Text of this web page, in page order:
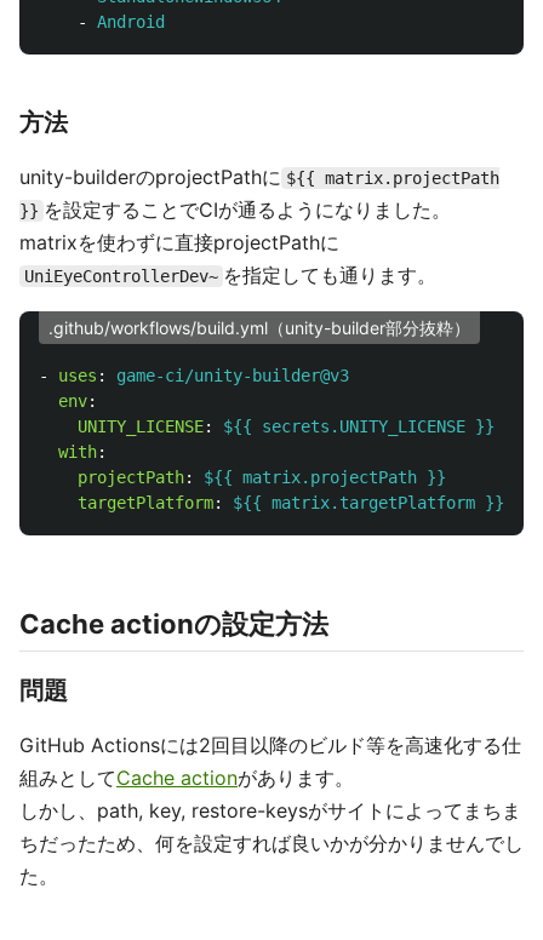
-
Android
方法
unity-builderのprojectPathに ${{ matrix.projectPath
}} を設定することでCIが通るようになりました。
matrixを使わずに直接projectPathに
UniEyeControllerDev~ を指定しても通ります。
.github/workflows/build.yml（unity-builder部分抜粋）
- uses :
game-ci/unity-builder@v3
env:
UNITY_LICENSE:
${{ secrets.UNITY_LICENSE }}
with:
projectPath:
${{ matrix.projectPath }}
targetPlatform: ${{ matrix.targetPlatform }}
Cache actionの設定方法
問題
GitHub Actionsには2回目以降のビルド等を高速化する仕
組みとしてCache actionがあります。
しかし、path, key, restore-keysがサイトによってまちま
ちだったため、何を設定すれば良いかが分かりませんでし
た。